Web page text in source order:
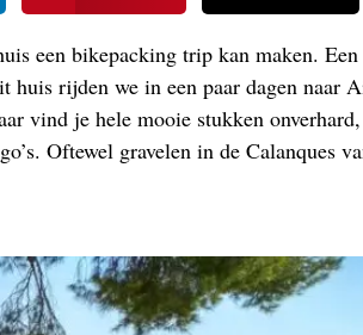
een bikepacking trip kan maken.
rijden we in een paar dagen naar
vind je hele mooie stukken
Oftewel gravelen in de Calanques